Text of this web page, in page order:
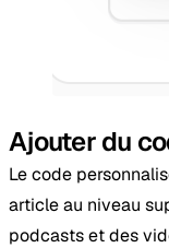
Ajouter du
Le code
article au niveau
podcasts et des